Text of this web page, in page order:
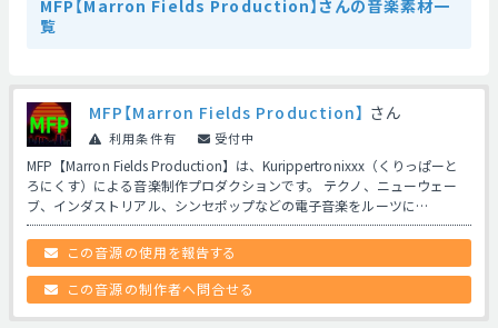
MFP【Marron Fields Production】さんの音楽素材一
覧
MFP【Marron Fields Production】 さん
利用条件有 受付中
MFP【Marron Fields Production】は、Kurippertronixxx（くりっぱーと
ろにくす）による音楽制作プロダクションです。 テクノ、ニューウェー
ブ、インダストリアル、シンセポップなどの電子音楽をルーツに…
この音源の使用を報告する
この音源の制作者へ問合せる